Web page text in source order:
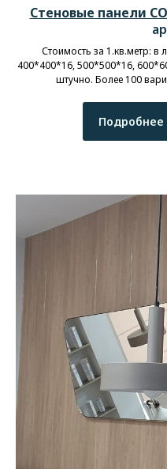
Стеновые панели
Стоимость за 1.кв.метр: в
400*400*16, 500*500*16,
штучно. Более 100
Подробнее